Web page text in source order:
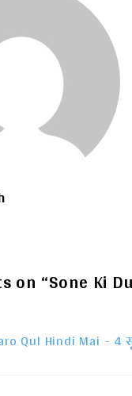
on “Sone Ki
Qul Hindi Mai -